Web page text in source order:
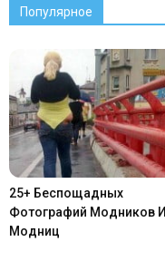
Популярное
25+ Беспощадных
Фотографий Модников И
Модниц